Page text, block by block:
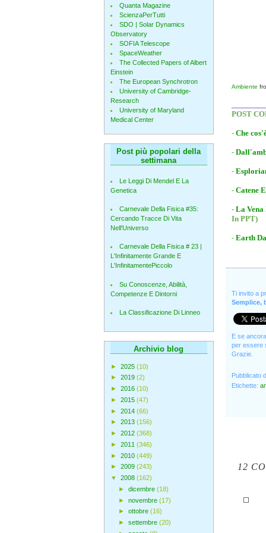
Ambiente
POST
- Che
-
-
- Catene
- La Vena
In PPT)
- Earth
Ti invito a
Semplice,
E se
per essere
Grazie.
Pubblicato
Etichette:
12
Quanta Magazine
ScienzaPerTutti
SDO | Solar Dynamics
Observatory
SOFIA Telescope
SpaceWeather
The Collected Papers of Albert
Einstein
The European Synchrotron
University of Cambridge-
Research
University of Maryland
Medical Center
Post più popolari della
settimana
Le Leggi Di Mendel E La
Genetica
Carnevale Della Fisica #35:
Cercando Tracce Di Vita
Nell'Universo
Carnevale Della Fisica # 23 |
L'Infinitamente Grande E
L'InfinitamentePiccolo
Su Conoscenze, Abilità,
Competenze E Dintorni
La Classificazione Di Linneo
Archivio blog
► 2025 (10)
► 2019 (2)
► 2016 (10)
► 2015 (47)
► 2014 (66)
► 2013 (156)
► 2012 (368)
► 2011 (346)
► 2010 (449)
► 2009 (243)
▼ 2008 (162)
► dicembre (18)
► novembre (17)
► ottobre (16)
► settembre (20)